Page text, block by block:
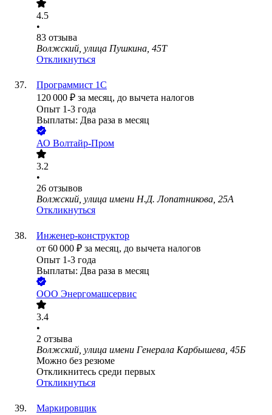
4.5
•
83 отзыва
Волжский, улица Пушкина, 45Т
Откликнуться
Программист 1С
120 000 ₽ за месяц, до вычета налогов
Опыт 1-3 года
Выплаты: Два раза в месяц
АО Волтайр-Пром
3.2
•
26 отзывов
Волжский, улица имени Н.Д. Лопатникова, 25А
Откликнуться
Инженер-конструктор
от 60 000 ₽ за месяц, до вычета налогов
Опыт 1-3 года
Выплаты: Два раза в месяц
ООО Энергомашсервис
3.4
•
2 отзыва
Волжский, улица имени Генерала Карбышева, 45Б
Можно без резюме
Откликнитесь среди первых
Откликнуться
Маркировщик